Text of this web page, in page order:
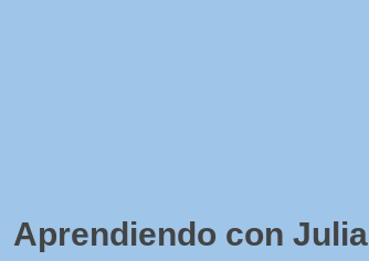
Aprendiendo con Julia